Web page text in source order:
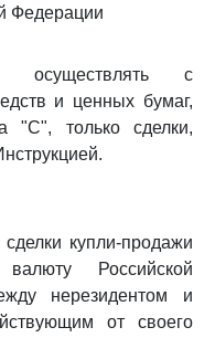
Федерации
осуществлять с
и ценных бумаг,
"С", только сделки,
купли-продажи
Российской
нерезидентом и
от своего